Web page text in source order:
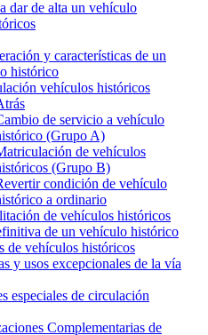
dar de alta un vehículo
y características de un
histórico
vehículos históricos
de servicio a vehículo
(Grupo A)
de vehículos
(Grupo B)
condición de vehículo
a ordinario
de vehículos históricos
de un vehículo histórico
de vehículos históricos
y usos excepcionales de la vía
especiales de circulación
Complementarias de